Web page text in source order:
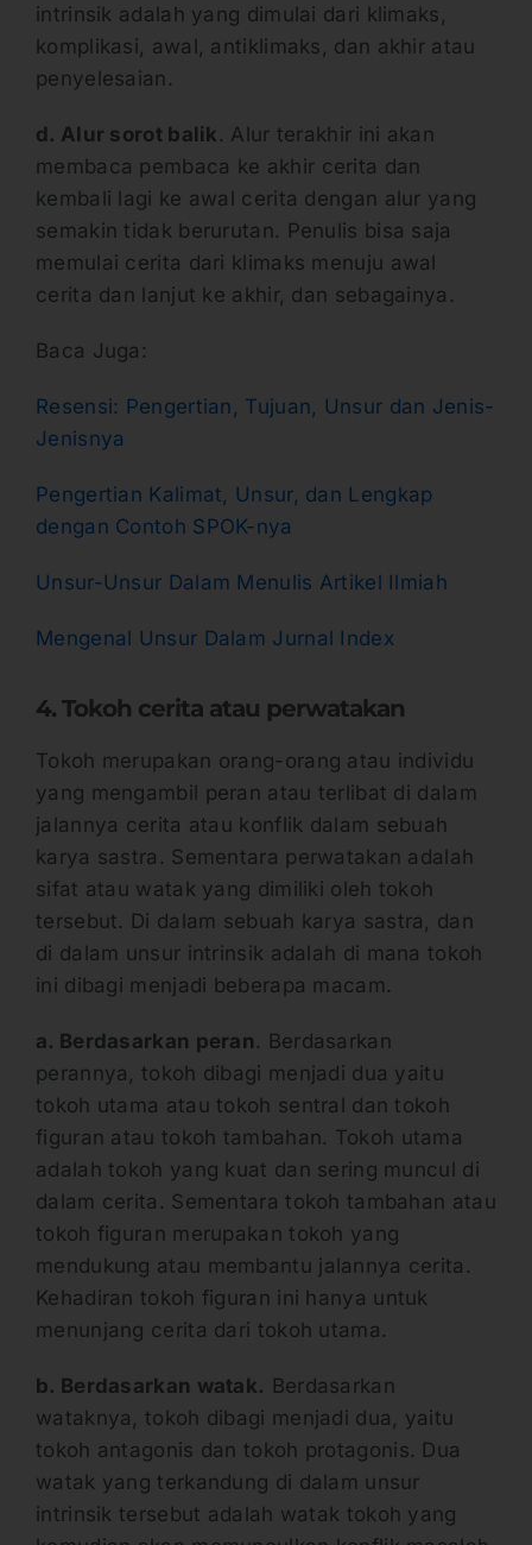
intrinsik adalah yang dimulai dari klimaks,
komplikasi, awal, antiklimaks, dan akhir atau
penyelesaian.
d. Alur sorot balik . Alur terakhir ini akan
membaca pembaca ke akhir cerita dan
kembali lagi ke awal cerita dengan alur yang
semakin tidak berurutan. Penulis bisa saja
memulai cerita dari klimaks menuju awal
cerita dan lanjut ke akhir, dan sebagainya.
Baca Juga:
Resensi: Pengertian, Tujuan, Unsur dan Jenis-
Jenisnya
Pengertian Kalimat, Unsur, dan Lengkap
dengan Contoh SPOK-nya
Unsur-Unsur Dalam Menulis Artikel Ilmiah
Mengenal Unsur Dalam Jurnal Index
4. Tokoh cerita atau perwatakan
Tokoh merupakan orang-orang atau individu
yang mengambil peran atau terlibat di dalam
jalannya cerita atau konflik dalam sebuah
karya sastra. Sementara perwatakan adalah
sifat atau watak yang dimiliki oleh tokoh
tersebut. Di dalam sebuah karya sastra, dan
di dalam unsur intrinsik adalah di mana tokoh
ini dibagi menjadi beberapa macam.
a. Berdasarkan peran . Berdasarkan
perannya, tokoh dibagi menjadi dua yaitu
tokoh utama atau tokoh sentral dan tokoh
figuran atau tokoh tambahan. Tokoh utama
adalah tokoh yang kuat dan sering muncul di
dalam cerita. Sementara tokoh tambahan atau
tokoh figuran merupakan tokoh yang
mendukung atau membantu jalannya cerita.
Kehadiran tokoh figuran ini hanya untuk
menunjang cerita dari tokoh utama.
b. Berdasarkan watak. Berdasarkan
wataknya, tokoh dibagi menjadi dua, yaitu
tokoh antagonis dan tokoh protagonis. Dua
watak yang terkandung di dalam unsur
intrinsik tersebut adalah watak tokoh yang